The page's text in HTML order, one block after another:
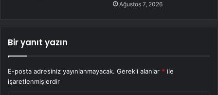
Ağustos 7, 2026
Bir yanıt yazın
E-posta adresiniz yayınlanmayacak. Gerekli alanlar * ile
işaretlenmişlerdir